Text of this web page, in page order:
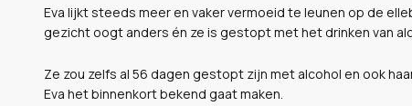
Eva lijkt steeds meer en vaker vermoeid te leunen op de
gezicht oogt anders én ze is gestopt met het drinken van
Ze zou zelfs al 56 dagen gestopt zijn met alcohol en ook
Eva het binnenkort bekend gaat maken.